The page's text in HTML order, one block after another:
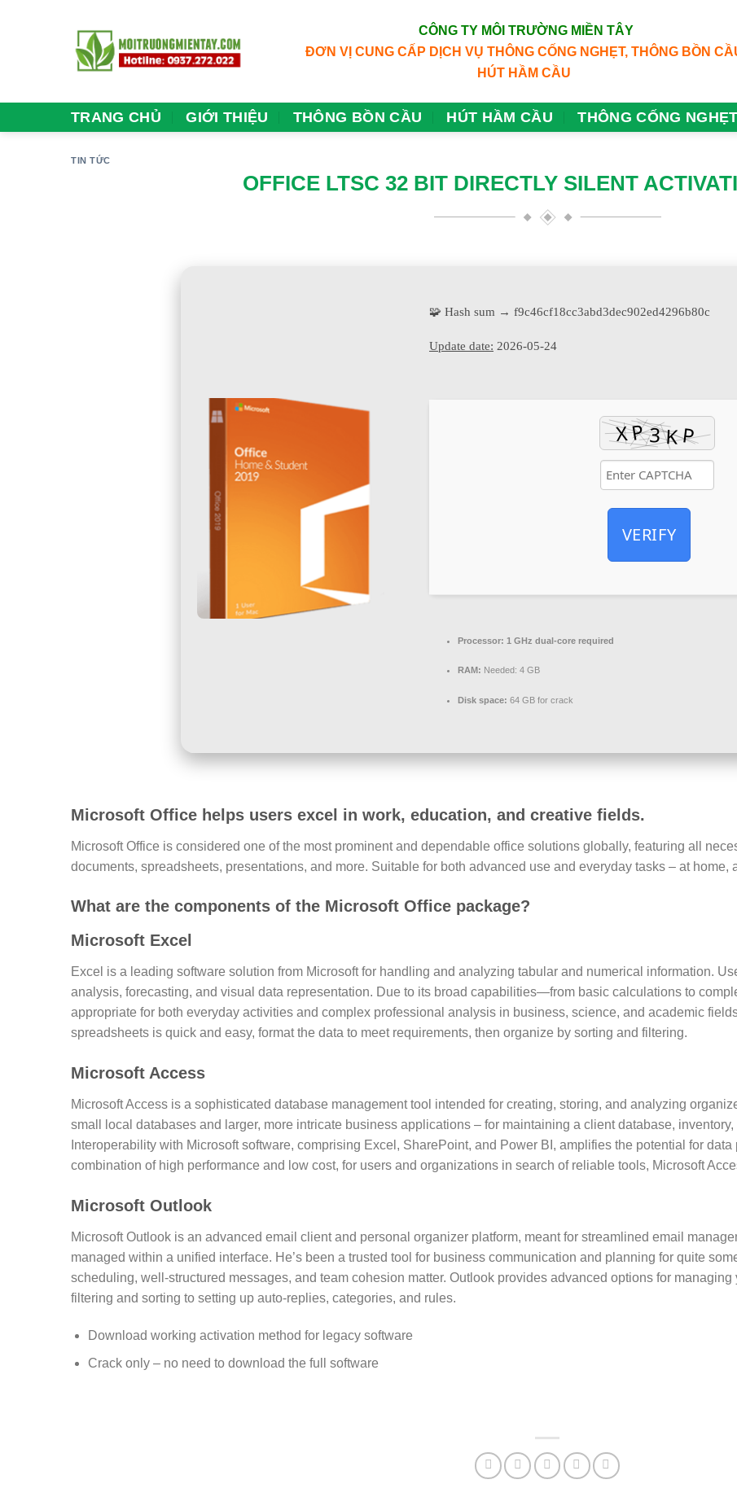
CÔNG TY MÔI TRƯỜNG MIỀN TÂY
ĐƠN VỊ CUNG CẤP DỊCH VỤ THÔNG CỐNG NGHẸT, THÔNG BỒN
HÚT HẦM CẦU
TRANG CHỦ GIỚI THIỆU THÔNG BỒN CẦU HÚT HẦM CẦU THÔNG CỐNG NGHẸT
TIN TỨC
OFFICE LTSC 32 BIT DIRECTLY SILENT
🧩 Hash sum → f9c46cf18cc3abd3dec902ed4296b80c
Update date: 2026-05-24
VERIFY
Processor: 1 GHz dual-core required
RAM: Needed: 4 GB
Disk space: 64 GB for crack
Microsoft Office helps users excel in work, education, and creative fields.
Microsoft Office is considered one of the most prominent and dependable office solutions globally, featuring all
documents, spreadsheets, presentations, and more. Suitable for both advanced use and everyday tasks – at home,
What are the components of the Microsoft Office package?
Microsoft Excel
Excel is a leading software solution from Microsoft for handling and analyzing tabular and numerical information.
analysis, forecasting, and visual data representation. Due to its broad capabilities—from basic calculations to
appropriate for both everyday activities and complex professional analysis in business, science, and academic
spreadsheets is quick and easy, format the data to meet requirements, then organize by sorting and filtering.
Microsoft Access
Microsoft Access is a sophisticated database management tool intended for creating, storing, and analyzing
small local databases and larger, more intricate business applications – for maintaining a client database,
Interoperability with Microsoft software, comprising Excel, SharePoint, and Power BI, amplifies the potential for
combination of high performance and low cost, for users and organizations in search of reliable tools, Microsoft
Microsoft Outlook
Microsoft Outlook is an advanced email client and personal organizer platform, meant for streamlined email
managed within a unified interface. He’s been a trusted tool for business communication and planning for quite
scheduling, well-structured messages, and team cohesion matter. Outlook provides advanced options for
filtering and sorting to setting up auto-replies, categories, and rules.
Download working activation method for legacy software
Crack only – no need to download the full software